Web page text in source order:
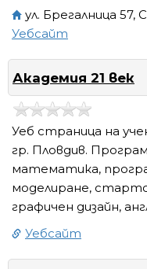
ул. Брегалница 57,
Уебсайт
Академия 21 век
Уеб страница на
гр. Пловдив.
математика,
моделиране,
графичен дизайн,
Уебсайт